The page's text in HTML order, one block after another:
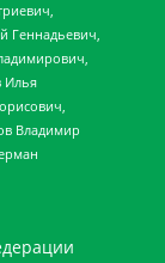
Геннадьевич,
Илья
Владимир